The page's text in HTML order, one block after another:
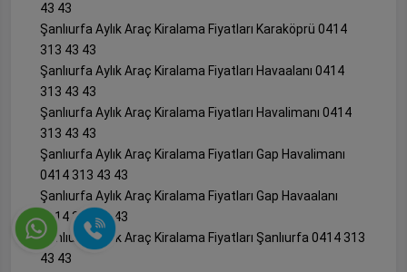
43 43
Şanlıurfa Aylık Araç Kiralama Fiyatları Karaköprü 0414
313 43 43
Şanlıurfa Aylık Araç Kiralama Fiyatları Havaalanı 0414
313 43 43
Şanlıurfa Aylık Araç Kiralama Fiyatları Havalimanı 0414
313 43 43
Şanlıurfa Aylık Araç Kiralama Fiyatları Gap Havalimanı
0414 313 43 43
Şanlıurfa Aylık Araç Kiralama Fiyatları Gap Havaalanı
0414 313 43 43
Şanlıurfa Aylık Araç Kiralama Fiyatları Şanlıurfa 0414 313
43 43